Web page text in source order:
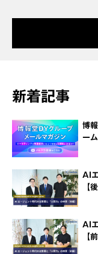
新着記事
博
ーム
AI
【
AI
【